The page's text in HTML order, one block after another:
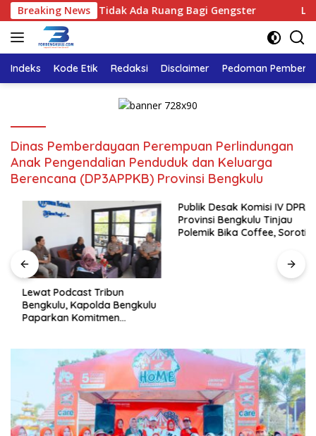
Langsung
ke
konten
Breaking News
Tegaskan : Tidak Ada Ruang Bagi Gengster Lewat
Indeks Kode Etik Redaksi Disclaimer Pedoman
Dinas Pemberdayaan Perempuan Perlindungan
Anak Pengendalian Penduduk dan Keluarga
Berencana (DP3APPKB) Provinsi Bengkulu
Lewat Podcast Tribun
Bengkulu, Kapolda Bengkulu
Paparkan Komitmen
Publik Desak Komisi IV DPRD
Provinsi Bengkulu Tinjau
Polemik Bika Coffee, Soroti